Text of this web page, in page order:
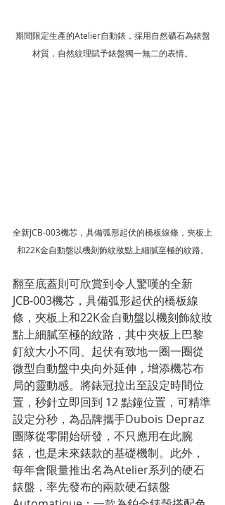
期間限定生產的Atelier自動錶，採用自然礦石為錶盤
材質，自然紋理賦予錶盤獨一無二的表情。
全新JCB-003機芯，具備弧形起伏的橋板線條，夾板上
和22K金自動盤以機刻飾紋妝點上細膩至極的紋路。
翻至底蓋則可欣賞到令人驚嘆的全新
JCB-003機芯，具備弧形起伏的橋板線
條，夾板上和22K金自動盤以機刻飾紋妝
點上細膩至極的紋路，其中夾板上巴黎
釘紋大小不同、起伏有致地一圈一圈從
微型自動盤中央向外延伸，增添機芯布
局的靈動感。將錶冠拉出至設定時間位
置，秒針立即回到 12 點鐘位置，可精準
設定分秒，為品牌攜手Dubois Depraz
團隊從零開始研發，不只應用在此腕
錶，也是未來錶款的基礎機制。此外，
每年會限量推出名為Atelier系列的硬石
錶盤，率先發布的兩款硬石錶盤